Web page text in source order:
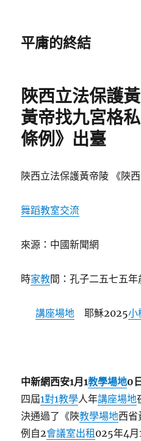
平庸的終結
陜西立法保護
黃帝找九宮格
條例》出臺
陜西立法保護黃帝陵 《陜
舞蹈教室交流
來源：中國新聞網
時家教間：孔子二五七五
講座場地 耶穌2025小
中新網西安1月1教學場地0
四屆1對1教學人年講座場地
決通過了《陜教學場地西省
例自2會議室出租 025年4月